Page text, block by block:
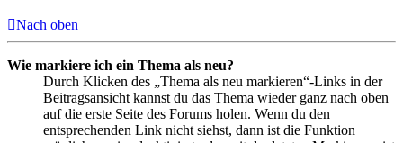
Nach oben
Wie markiere ich ein Thema als neu?
Durch Klicken des „Thema als neu markieren“-Links in der
Beitragsansicht kannst du das Thema wieder ganz nach oben
auf die erste Seite des Forums holen. Wenn du den
entsprechenden Link nicht siehst, dann ist die Funktion